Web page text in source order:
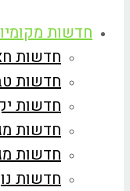
חדשות
חדשות
חדשות
חדשות
חדשות
חדשות
חדשות